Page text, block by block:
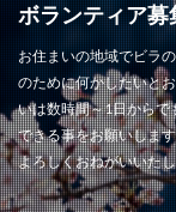
ボランティア募
お住まいの地域でビラ
のために何かしたいと
いは数時間～1日からで
できる事をお願いします
よろしくおねがいいたし